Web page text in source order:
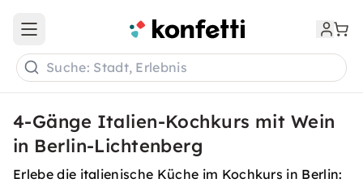
Open main menu
Suche: Stadt, Erlebnis
4-Gänge Italien-Kochkurs mit Wein
in Berlin-Lichtenberg
Erlebe die italienische Küche im Kochkurs in Berlin: